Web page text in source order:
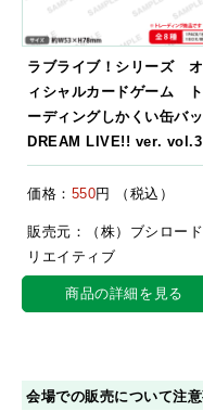
ラブライブ！シリーズ
ィシャルカードゲーム
ーディングしかくい缶バ
DREAM LIVE!! ver. vol.3
価格： 550円 （税込）
販売元：（株）ブシロー
リエイティブ
商品の詳細を見る
会場での販売について注意